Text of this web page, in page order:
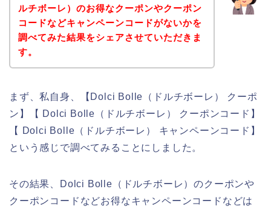
ルチボーレ）のお得なクーポンやクーポン
コードなどキャンペーンコードがないかを
調べてみた結果をシェアさせていただきま
す。
まず、私自身、【Dolci Bolle（ドルチボーレ） クーポ
ン】【 Dolci Bolle（ドルチボーレ） クーポンコード】
【 Dolci Bolle（ドルチボーレ） キャンペーンコード】
という感じで調べてみることにしました。
その結果、Dolci Bolle（ドルチボーレ）のクーポンや
クーポンコードなどお得なキャンペーンコードなどは